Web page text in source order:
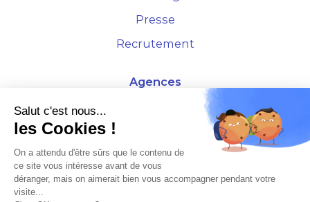
Presse
Recrutement
Agences
4 Rue de la Bourse - 69001 Lyon
10 rue d'Austerlitz - 75012 Paris
À L'HORIZON 2025
Salut c'est nous...
les Cookies !
On a attendu d'être sûrs que le contenu de
ce site vous intéresse avant de vous
déranger, mais on aimerait bien vous accompagner pendant votre
visite...